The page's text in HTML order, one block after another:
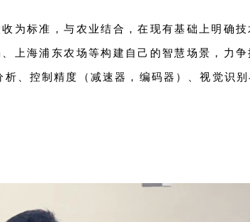
为标准，与农业结合，在现有基础上明确技
上海浦东农场等构建自己的智慧场景，力争
、控制精度（减速器，编码器）、视觉识